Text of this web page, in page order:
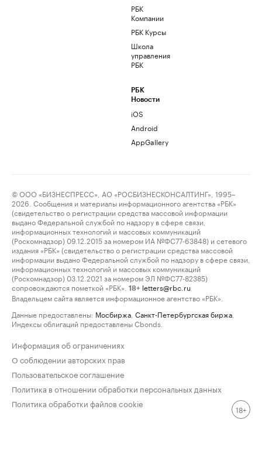
РБК
Компании
РБК Курсы
Школа
управления
РБК
РБК
Новости
iOS
Android
AppGallery
© ООО «БИЗНЕСПРЕСС», АО «РОСБИЗНЕСКОНСАЛТИНГ», 1995–
2026. Сообщения и материалы информационного агентства «РБК»
(свидетельство о регистрации средства массовой информации
выдано Федеральной службой по надзору в сфере связи,
информационных технологий и массовых коммуникаций
(Роскомнадзор) 09.12.2015 за номером ИА №ФС77-63848) и сетевого
издания «РБК» (свидетельство о регистрации средства массовой
информации выдано Федеральной службой по надзору в сфере связи,
информационных технологий и массовых коммуникаций
(Роскомнадзор) 03.12.2021 за номером ЭЛ №ФС77-82385)
сопровождаются пометкой «РБК».
18+ letters@rbc.ru
Владельцем сайта является информационное агентство «РБК».
Данные предоставлены: Мосбиржа Санкт-Петербургская биржа
Индексы облигаций предоставлены Cbonds.
Информация об ограничениях
О соблюдении авторских прав
Пользовательское соглашение
Политика в отношении обработки персональных данных
Политика обработки файлов cookie
18+